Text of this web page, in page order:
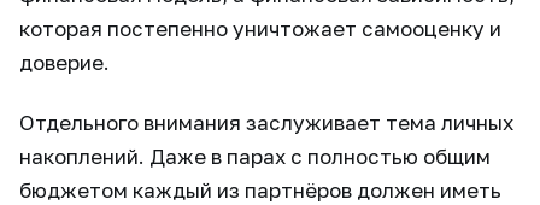
которая постепенно уничтожает самооценку и
доверие.
Отдельного внимания заслуживает тема личных
накоплений. Даже в парах с полностью общим
бюджетом каждый из партнёров должен иметь